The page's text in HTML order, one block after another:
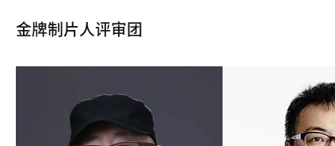
金牌制片人评审团